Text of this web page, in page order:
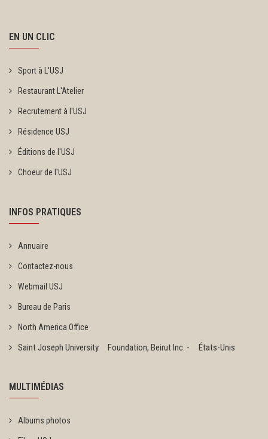
EN UN CLIC
Sport à L'USJ
Restaurant L'Atelier
Recrutement à l'USJ
Résidence USJ
Éditions de l'USJ
Choeur de l'USJ
INFOS PRATIQUES
Annuaire
Contactez-nous
Webmail USJ
Bureau de Paris
North America Office
Saint Joseph University Foundation, Beirut Inc. - États-Unis
MULTIMÉDIAS
Albums photos